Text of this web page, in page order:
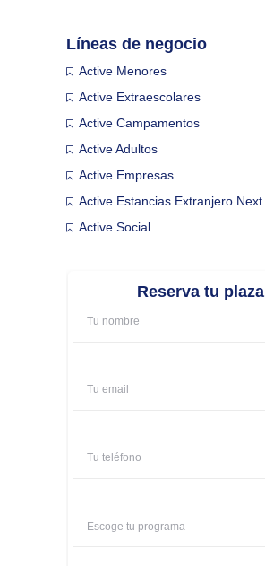
Líneas de negocio
Active Menores
Active Extraescolares
Active Campamentos
Active Adultos
Active Empresas
Active Estancias Extranjero Next
Active Social
Reserva tu plaza